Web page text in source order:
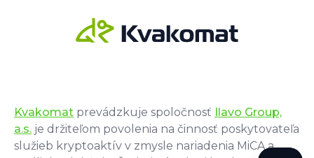
Kvakomat prevádzkuje spoločnosť Ilavo Group,
a.s. je držiteľom povolenia na činnosť poskytovateľa
služieb kryptoaktív v zmysle nariadenia MiCA a